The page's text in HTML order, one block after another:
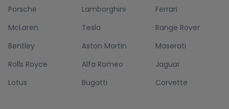
Porsche
Lamborghini
Ferrari
McLaren
Tesla
Range Rover
Bentley
Aston Martin
Maserati
Rolls Royce
Alfa Romeo
Jaguar
Lotus
Bugatti Corvette